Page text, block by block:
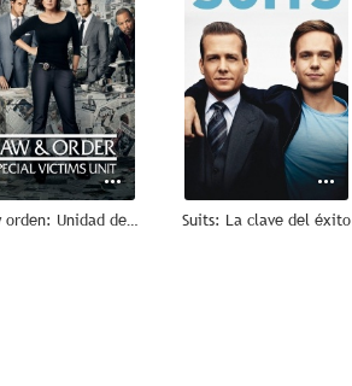
Ley y orden: Unidad de Víctimas Especiales Suits: La clave del éxito